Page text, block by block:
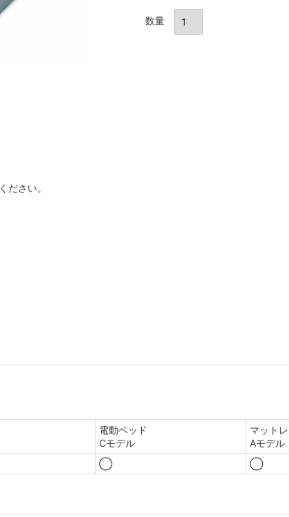
ださい。
電動ベッド
Cモデル
マット
Aモデル
◯ ◯